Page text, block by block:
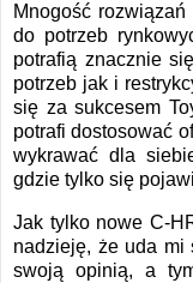
Mnogość
do potrzeb
potrafią znacznie
potrzeb jak i
się za sukcesem
potrafi dostosować
wykrawać dla
gdzie tylko się
Jak tylko nowe C-
nadzieję, że uda mi
swoją opinią, a